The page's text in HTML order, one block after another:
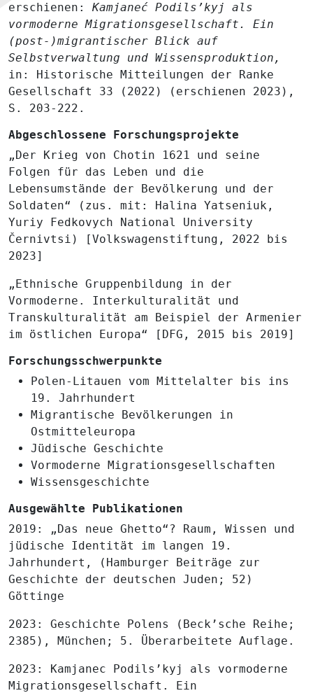
erschienen: Kamjaneć Podils’kyj als
vormoderne Migrationsgesellschaft. Ein
(post-)migrantischer Blick auf
Selbstverwaltung und Wissensproduktion,
in: Historische Mitteilungen der Ranke
Gesellschaft 33 (2022) (erschienen 2023),
S. 203-222.
Abgeschlossene Forschungsprojekte
„Der Krieg von Chotin 1621 und seine
Folgen für das Leben und die
Lebensumstände der Bevölkerung und der
Soldaten“ (zus. mit: Halina Yatseniuk,
Yuriy Fedkovych National University
Černivtsi) [Volkswagenstiftung, 2022 bis
2023]
„Ethnische Gruppenbildung in der
Vormoderne. Interkulturalität und
Transkulturalität am Beispiel der Armenier
im östlichen Europa“ [DFG, 2015 bis 2019]
Forschungsschwerpunkte
Polen-Litauen vom Mittelalter bis ins
19. Jahrhundert
Migrantische Bevölkerungen in
Ostmitteleuropa
Jüdische Geschichte
Vormoderne Migrationsgesellschaften
Wissensgeschichte
Ausgewählte Publikationen
2019: „Das neue Ghetto“? Raum, Wissen und
jüdische Identität im langen 19.
Jahrhundert, (Hamburger Beiträge zur
Geschichte der deutschen Juden; 52)
Göttinge
2023: Geschichte Polens (Beck’sche Reihe;
2385), München; 5. Überarbeitete Auflage.
2023: Kamjanec Podils’kyj als vormoderne
Migrationsgesellschaft. Ein